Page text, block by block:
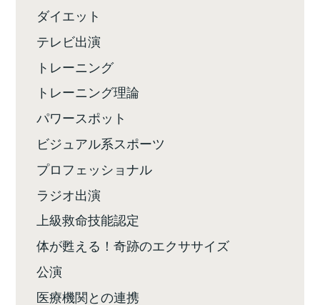
ダイエット
テレビ出演
トレーニング
トレーニング理論
パワースポット
ビジュアル系スポーツ
プロフェッショナル
ラジオ出演
上級救命技能認定
体が甦える！奇跡のエクササイズ
公演
医療機関との連携